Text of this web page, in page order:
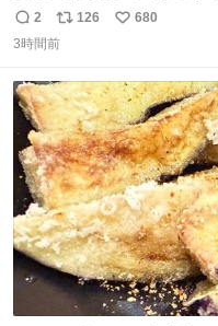
の毛にガブリと嚙みつい
モンスター。顔をアップ
「アニマル＆モンスター
す。
返
信
2
リ
ポ
ト
数
126
い
数
680
3時間前